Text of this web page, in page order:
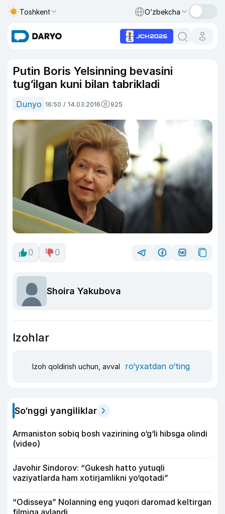
Toshkent O‘zbekcha
Putin Boris Yelsinning bevasini
tug‘ilgan kuni bilan tabrikladi
Dunyo 16:50 / 14.03.2016 925
0 0
Shoira Yakubova
Izohlar
Izoh qoldirish uchun, avval ro‘yxatdan o‘ting
So‘nggi yangiliklar
Armaniston sobiq bosh vazirining o‘g‘li hibsga olindi
(video)
Javohir Sindorov: “Gukesh hatto yutuqli
vaziyatlarda ham xotirjamlikni yo‘qotadi”
“Odisseya” Nolanning eng yuqori daromad keltirgan
filmiga aylandi